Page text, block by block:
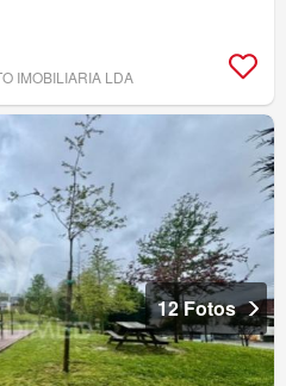
IMOBILIARIA LDA
12 Fotos